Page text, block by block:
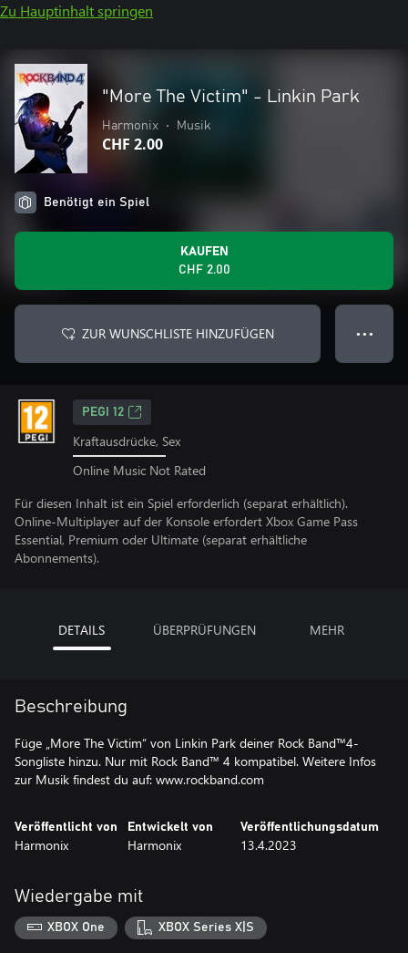
Zu Hauptinhalt springen
"More The Victim" - Linkin Park
Harmonix • Musik
CHF 2.00
Benötigt ein Spiel
KAUFEN
CHF 2.00
ZUR WUNSCHLISTE HINZUFÜGEN ● ● ●
PEGI 12
Kraftausdrücke, Sex
Online Music Not Rated
Für diesen Inhalt ist ein Spiel erforderlich (separat erhältlich).
Online-Multiplayer auf der Konsole erfordert Xbox Game Pass
Essential, Premium oder Ultimate (separat erhältliche
Abonnements).
DETAILS ÜBERPRÜFUNGEN MEHR
Beschreibung
Füge „More The Victim“ von Linkin Park deiner Rock Band™4-
Songliste hinzu. Nur mit Rock Band™ 4 kompatibel. Weitere Infos
zur Musik findest du auf: www.rockband.com
Veröffentlicht von
Harmonix
Entwickelt von
Harmonix
Veröffentlichungsdatum
13.4.2023
Wiedergabe mit
XBOX One XBOX Series X|S